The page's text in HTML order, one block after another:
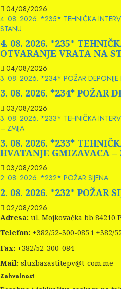
04/08/2026
4. 08. 2026. *235* TEHNIČKA
STANU
4. 08. 2026. *235*
OTVARANJE VRATA NA
04/08/2026
3. 08. 2026. *234* POŽAR DEPONIJE
3. 08. 2026. *234* POŽAR
03/08/2026
3. 08. 2026. *233* TEHNIČKA
– ZMIJA
3. 08. 2026. *233*
HVATANJE GMIZAVACA –
03/08/2026
2. 08. 2026. *232* POŽAR SIJENA
2. 08. 2026. *232* POŽAR
02/08/2026
Adresa: ul. Mojkovačka bb 84210
Telefon: +382/52-300-085 i +382/
Fax: +382/52-300-084
Mail: sluzbazastitepv@t-com.me
Zahvalnost